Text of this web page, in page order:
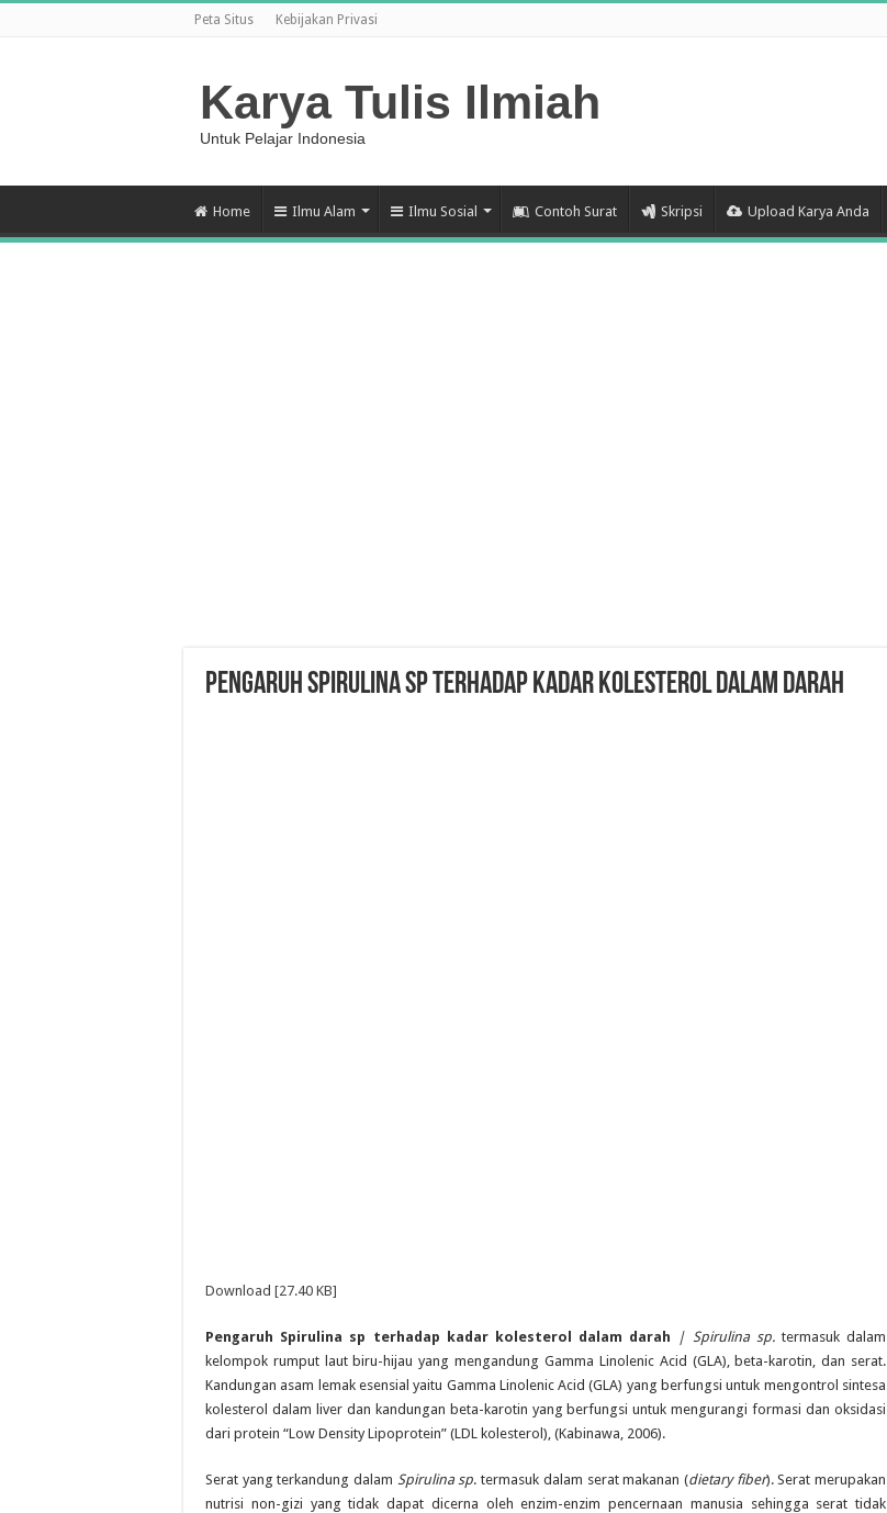
Peta Situs Kebijakan Privasi
Karya Tulis Ilmiah
Untuk Pelajar Indonesia
Home Ilmu Alam Ilmu Sosial Contoh Surat Skripsi Upload Karya Anda
Pengaruh Spirulina sp terhadap kadar kolesterol dalam darah
Download [27.40 KB]
Pengaruh Spirulina sp terhadap kadar kolesterol dalam darah | Spirulina sp. termasuk dalam
kelompok rumput laut biru-hijau yang mengandung Gamma Linolenic Acid (GLA), beta-karotin, dan serat.
Kandungan asam lemak esensial yaitu Gamma Linolenic Acid (GLA) yang berfungsi untuk mengontrol sintesa
kolesterol dalam liver dan kandungan beta-karotin yang berfungsi untuk mengurangi formasi dan oksidasi
dari protein “Low Density Lipoprotein” (LDL kolesterol), (Kabinawa, 2006).
Serat yang terkandung dalam Spirulina sp. termasuk dalam serat makanan (dietary fiber). Serat merupakan
nutrisi non-gizi yang tidak dapat dicerna oleh enzim-enzim pencernaan manusia sehingga serat tidak